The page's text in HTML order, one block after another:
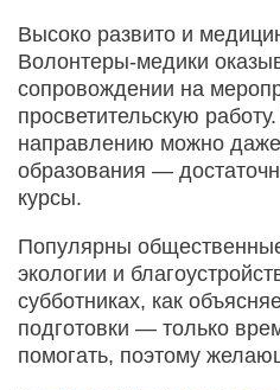
Высоко развито и
Волонтеры-медики
сопровождении на
просветительскую
направлению можно
образования —
курсы.
Популярны
экологии и
субботниках, как
подготовки — только
помогать, поэтому